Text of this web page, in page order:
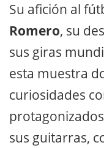
Su afición al
Romero, su
sus giras
esta muestra
curiosidades
sus guitarras,